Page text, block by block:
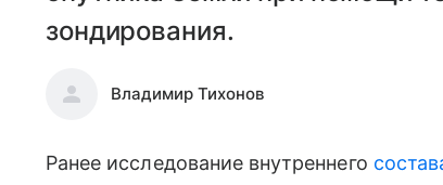
зондирования.
Владимир Тихонов
Ранее исследование внутреннего